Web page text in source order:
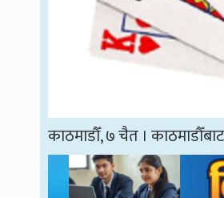
काठमाडौँ, ७ चैत ।